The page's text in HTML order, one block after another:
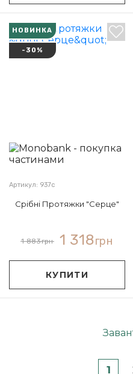
НОВИНКА
-30%
Артикул: 937с
Срібні Протяжки "Серце"
1 883грн 1 318грн
КУПИТИ
1